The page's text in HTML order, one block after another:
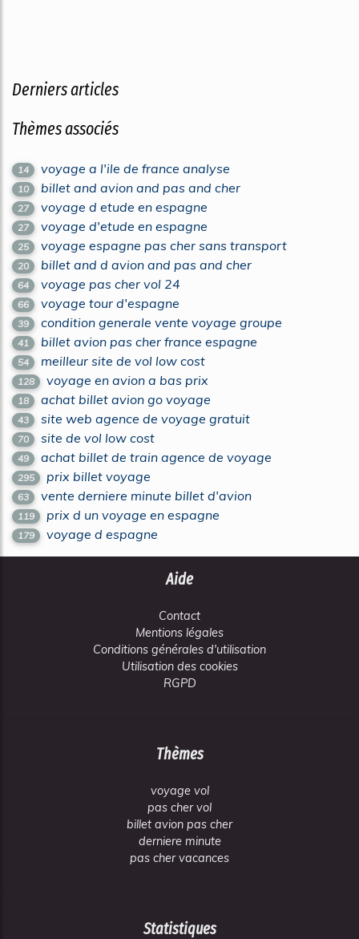
Derniers articles
Thèmes associés
14 voyage a l'ile de france analyse
10 billet and avion and pas and cher
27 voyage d etude en espagne
27 voyage d'etude en espagne
25 voyage espagne pas cher sans transport
20 billet and d avion and pas and cher
64 voyage pas cher vol 24
66 voyage tour d'espagne
39 condition generale vente voyage groupe
41 billet avion pas cher france espagne
54 meilleur site de vol low cost
128 voyage en avion a bas prix
18 achat billet avion go voyage
43 site web agence de voyage gratuit
70 site de vol low cost
49 achat billet de train agence de voyage
295 prix billet voyage
63 vente derniere minute billet d'avion
119 prix d un voyage en espagne
179 voyage d espagne
Aide
Contact
Mentions légales
Conditions générales d'utilisation
Utilisation des cookies
RGPD
Thèmes
voyage vol
pas cher vol
billet avion pas cher
derniere minute
pas cher vacances
Statistiques